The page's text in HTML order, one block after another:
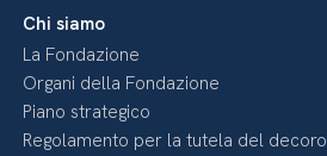
Chi siamo
La Fondazione
Organi della Fondazione
Piano strategico
Regolamento per la tutela del decoro